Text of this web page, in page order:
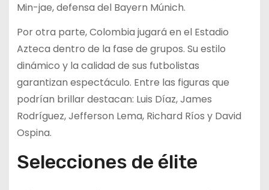
Min-jae, defensa del Bayern Múnich.
Por otra parte, Colombia jugará en el Estadio
Azteca dentro de la fase de grupos. Su estilo
dinámico y la calidad de sus futbolistas
garantizan espectáculo. Entre las figuras que
podrían brillar destacan: Luis Díaz, James
Rodríguez, Jefferson Lema, Richard Ríos y David
Ospina.
Selecciones de élite